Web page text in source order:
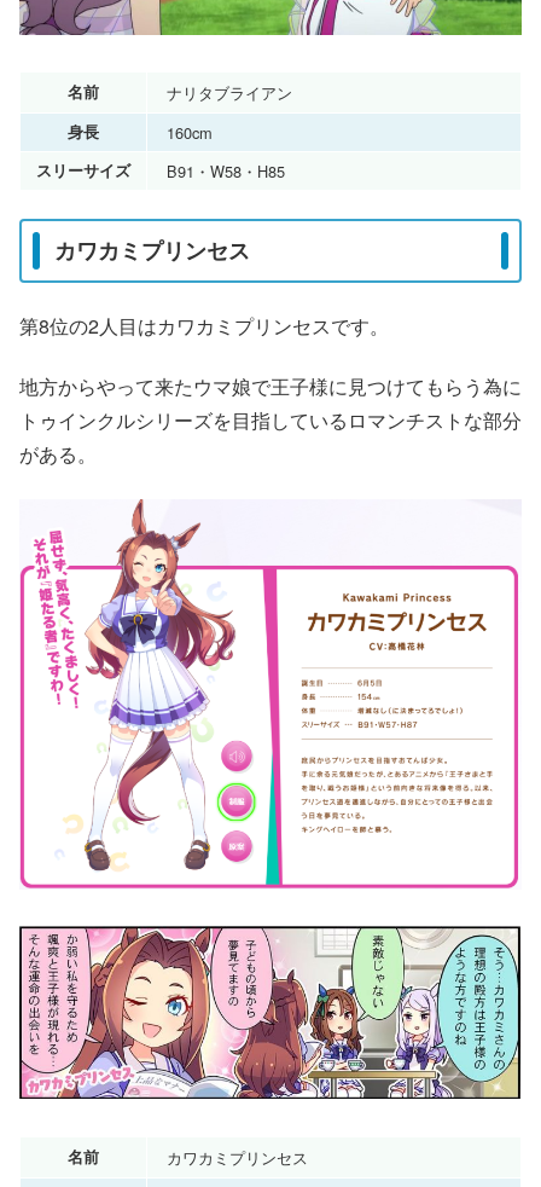
名前 ナリタブライアン
身長 160cm
スリーサイズ B91・W58・H85
カワカミプリンセス
第8位の2人目はカワカミプリンセスです。
地方からやって来たウマ娘で王子様に見つけてもらう為に
トゥインクルシリーズを目指しているロマンチストな部分
がある。
名前 カワカミプリンセス